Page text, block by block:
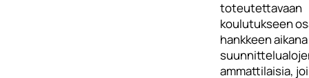
toteutettavaan
koulutukseen
hankkeen
ammattilaisia,